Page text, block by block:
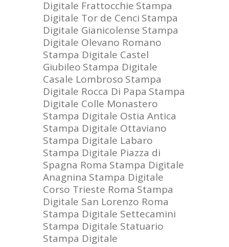
Digitale Frattocchie Stampa
Digitale Tor de Cenci Stampa
Digitale Gianicolense Stampa
Digitale Olevano Romano
Stampa Digitale Castel
Giubileo Stampa Digitale
Casale Lombroso Stampa
Digitale Rocca Di Papa Stampa
Digitale Colle Monastero
Stampa Digitale Ostia Antica
Stampa Digitale Ottaviano
Stampa Digitale Labaro
Stampa Digitale Piazza di
Spagna Roma Stampa Digitale
Anagnina Stampa Digitale
Corso Trieste Roma Stampa
Digitale San Lorenzo Roma
Stampa Digitale Settecamini
Stampa Digitale Statuario
Stampa Digitale